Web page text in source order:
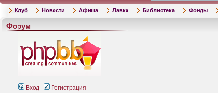
Клуб Новости Афиша Лавка Библиотека Фонды
Форум
Вход Регистрация